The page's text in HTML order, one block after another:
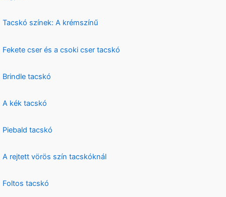
Tacskó színek: A krémszínű
Fekete cser és a csoki cser tacskó
Brindle tacskó
A kék tacskó
Piebald tacskó
A rejtett vörös szín tacskóknál
Foltos tacskó